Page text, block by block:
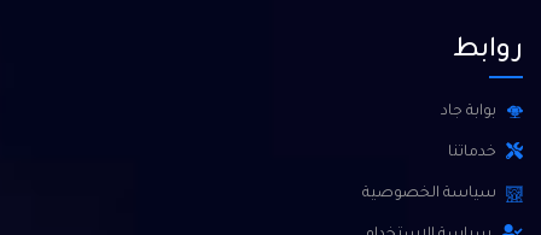
روابط
بوابة جاد
خدماتنا
سياسة الخصوصية